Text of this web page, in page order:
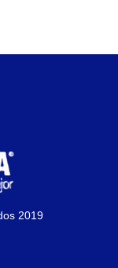
2019